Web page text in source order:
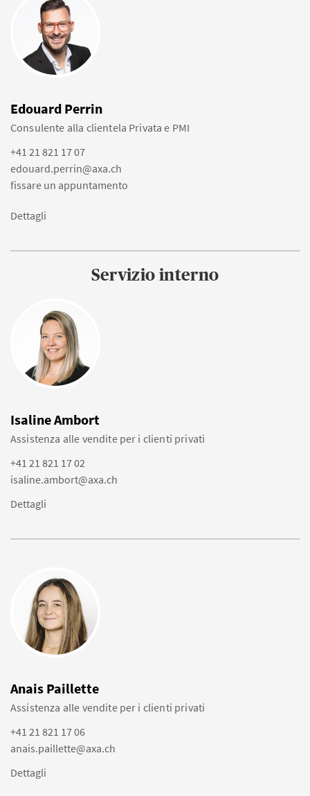
Edouard Perrin
Consulente alla clientela Privata e PMI
+41 21 821 17 07
edouard.perrin@axa.ch
fissare un appuntamento
Dettagli
Servizio interno
Isaline Ambort
Assistenza alle vendite per i clienti privati
+41 21 821 17 02
isaline.ambort@axa.ch
Dettagli
Anais Paillette
Assistenza alle vendite per i clienti privati
+41 21 821 17 06
anais.paillette@axa.ch
Dettagli